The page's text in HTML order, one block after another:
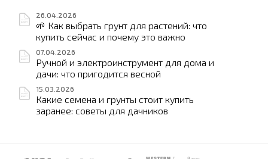
26.04.2026
🌱 Как выбрать грунт для растений: что
купить сейчас и почему это важно
07.04.2026
Ручной и электроинструмент для дома и
дачи: что пригодится весной
15.03.2026
Какие семена и грунты стоит купить
заранее: советы для дачников